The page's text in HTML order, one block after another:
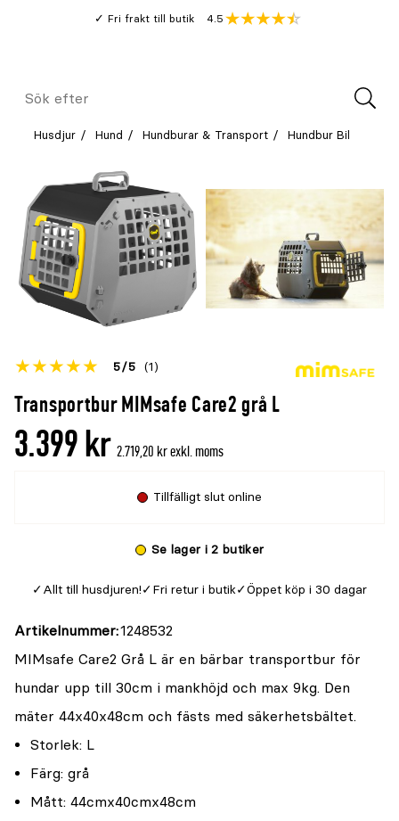
Fri frakt till butik
Genomsnitt
4.5
Meny
Sök
Husdjur Hund Hundburar & Transport Hundbur Bil
Transportbur MIMsafe Care2 grå L
Betyget
denna
5 5 (1)
Öppna
recensioner
3.399 kr 2.719,20 kr exkl. moms
Tillfälligt slut online
Se lager i 2 butiker
Allt till husdjuren! Fri retur i butik Öppet köp i 30 dagar
Artikelnummer 1248532
MIMsafe Care2 Grå L är en bärbar transportbur för
hundar upp till 30cm i mankhöjd och max 9kg. Den
mäter 44x40x48cm och fästs med säkerhetsbältet.
Storlek: L
Färg: grå
Mått: 44cmx40cmx48cm